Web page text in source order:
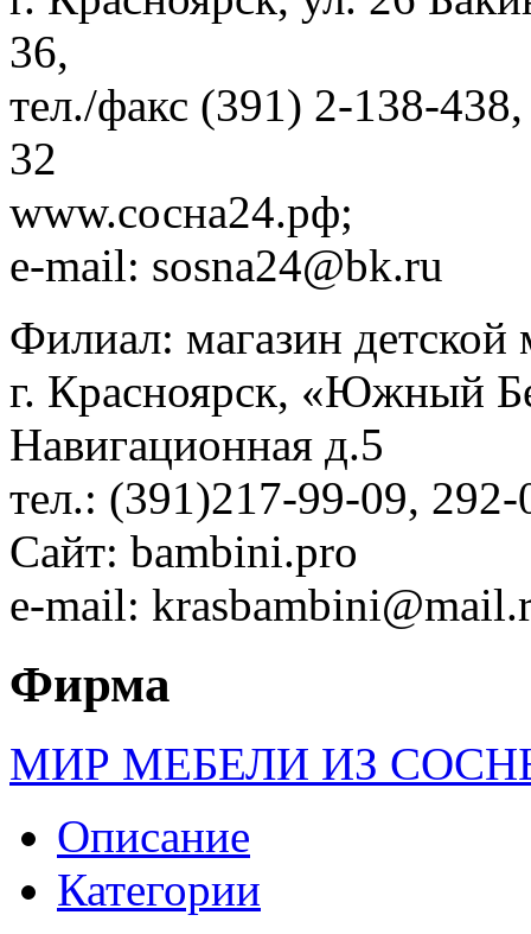
36,
тел./факс (391) 2-138-
32
www.сосна24.рф;
e-mail: sosna24@bk.ru
Филиал: магазин детской
г. Красноярск, «Южный
Навигационная д.5
тел.: (391)217-99-09,
Сайт: bambini.pro
e-mail:
Фирма
МИР МЕБЕЛИ ИЗ
Описание
Категории